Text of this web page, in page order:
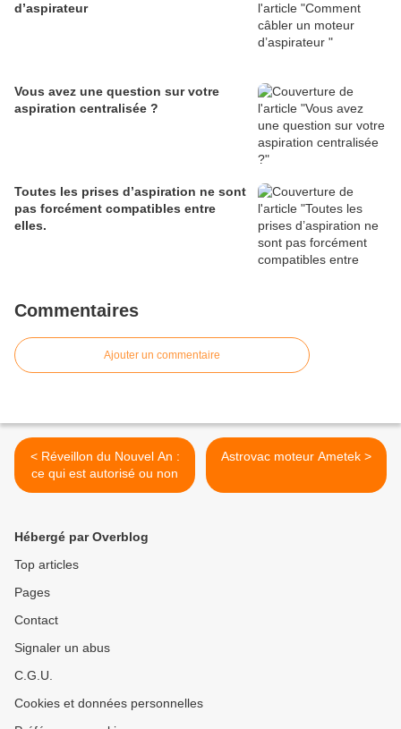
d’aspirateur
Vous avez une question sur votre
aspiration centralisée ?
Toutes les prises d’aspiration ne sont
pas forcément compatibles entre
elles.
Commentaires
Ajouter un commentaire
< Réveillon du Nouvel An :
ce qui est autorisé ou non
Astrovac moteur Ametek >
Hébergé par Overblog
Top articles
Pages
Contact
Signaler un abus
C.G.U.
Cookies et données personnelles